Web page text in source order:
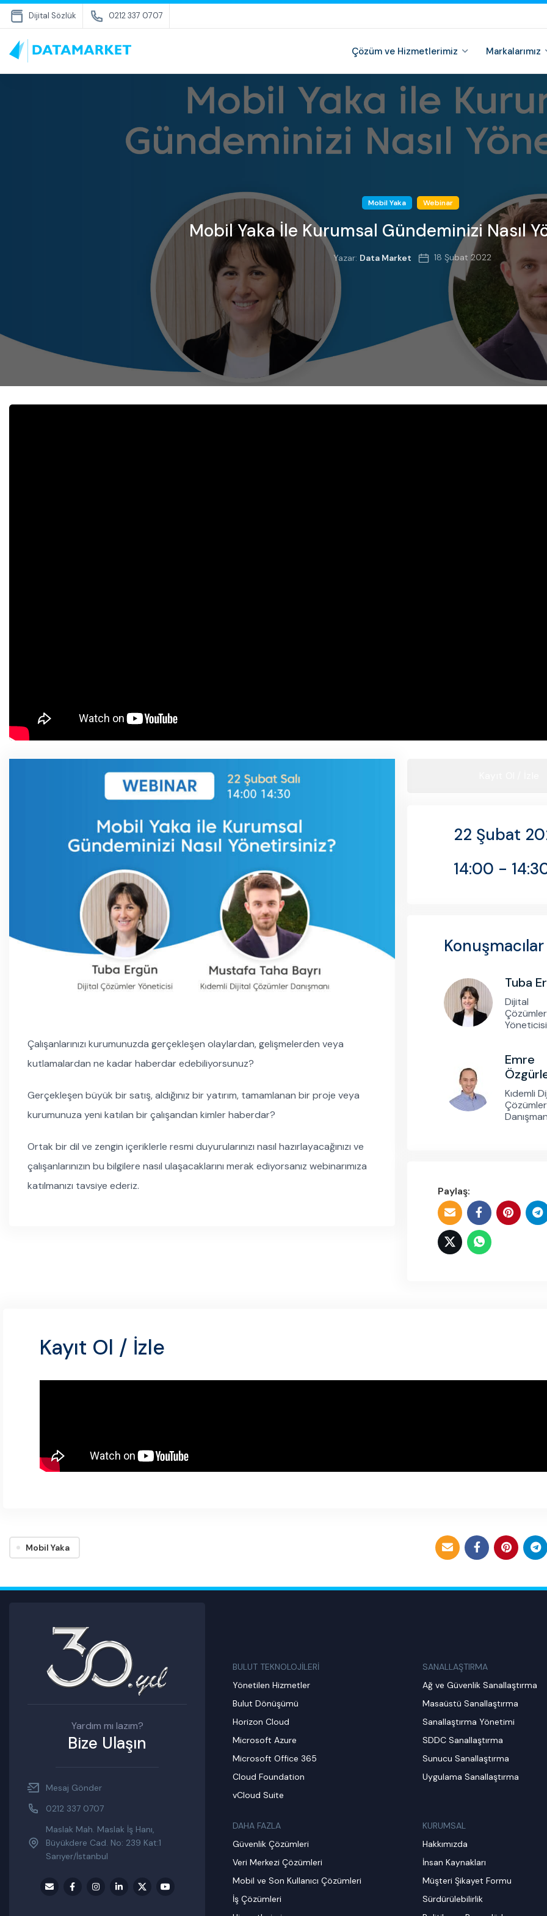
Dijital Sözlük 0212 337 0707
Çözüm ve Hizmetlerimiz Markalarımız
Mobil Yaka Webinar
Mobil Yaka İle Kurumsal Gündeminizi Nasıl
Yazar: Data Market 18 Şubat 2022
Çalışanlarınızı kurumunuzda gerçekleşen olaylardan, gelişmelerden veya
kutlamalardan ne kadar haberdar edebiliyorsunuz?
Gerçekleşen büyük bir satış, aldığınız bir yatırım, tamamlanan bir proje veya
kurumunuza yeni katılan bir çalışandan kimler haberdar?
Ortak bir dil ve zengin içeriklerle resmi duyurularınızı nasıl hazırlayacağınızı ve
çalışanlarınızın bu bilgilere nasıl ulaşacaklarını merak ediyorsanız webinarımıza
katılmanızı tavsiye ederiz.
22 Şubat
14:00 -
Konuşmacılar
Tuba
Dijital
Çözümler
Yöneticisi
Emre
Kıdemli
Çözümler
Paylaş:
Kayıt Ol / İzle
Mobil Yaka
Yardım mı lazım?
Bize Ulaşın
Mesaj Gönder
0212 337 0707
Maslak Mah. Maslak İş Hanı,
Büyükdere Cad. No: 239 Kat:1
Sarıyer/İstanbul
BULUT TEKNOLOJİLERİ
Yönetilen Hizmetler
Bulut Dönüşümü
Horizon Cloud
Microsoft Azure
Microsoft Office 365
Cloud Foundation
vCloud Suite
SANALLAŞTIRMA
Ağ ve Güvenlik Sanallaştırma
Masaüstü Sanallaştırma
Sanallaştırma Yönetimi
SDDC Sanallaştırma
Sunucu Sanallaştırma
Uygulama Sanallaştırma
DAHA FAZLA
Güvenlik Çözümleri
Veri Merkezi Çözümleri
Mobil ve Son Kullanıcı Çözümleri
İş Çözümleri
KURUMSAL
Hakkımızda
İnsan Kaynakları
Müşteri Şikayet Formu
Sürdürülebilirlik